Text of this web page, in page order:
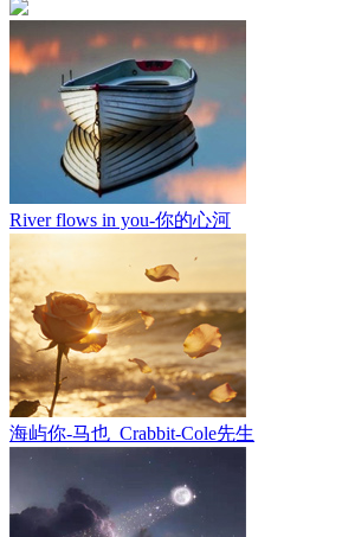
River flows in you-你的心河
海屿你-马也_Crabbit-Cole先生